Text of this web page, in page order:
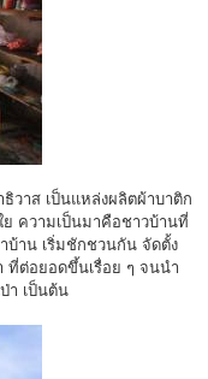
ธิวาส เป็นแหล่งผลิตผ้าบาติก
ความเป็นมาคือชาวบ้านที่
าบ้าน เริ่มชักชวนกัน จัดตั้ง
ที่ต่อยอดขึ้นเรื่อย ๆ จนนำ
า เป็นต้น